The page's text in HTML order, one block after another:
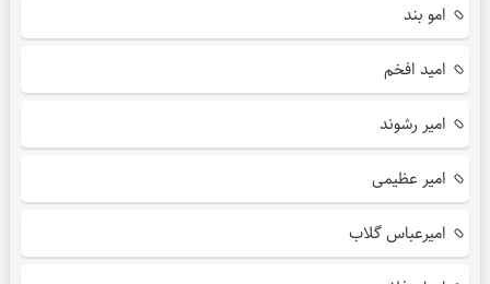
امو بند
امید افخم
امیر رشوند
امیر عظیمی
امیرعباس گلاب